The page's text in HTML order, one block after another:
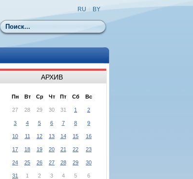
Поиск
RU BY
АРХИВ
Пн Вт Ср Чт Пт Сб Вс
27 28 29 30 31 1 2
3 4 5 6 7 8 9
10 11 12 13 14 15 16
17 18 19 20 21 22 23
24 25 26 27 28 29 30
31 1 2 3 4 5 6